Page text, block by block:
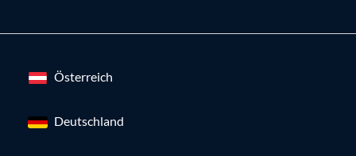
Österreich
Deutschland